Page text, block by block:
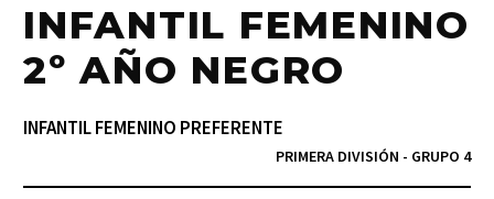
INFANTIL FEMENINO
2º AÑO NEGRO
INFANTIL FEMENINO PREFERENTE
PRIMERA DIVISIÓN - GRUPO 4